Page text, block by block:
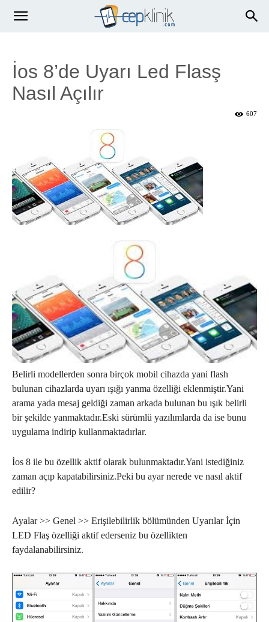
İos 8’de Uyarı Led Flasş
Nasıl Açılır
607
Belirli modellerden sonra birçok mobil cihazda yani flash
bulunan cihazlarda uyarı ışığı yanma özelliği eklenmiştir.Yani
arama yada mesaj geldiği zaman arkada bulunan bu ışık belirli
bir şekilde yanmaktadır.Eski sürümlü yazılımlarda da ise bunu
uygulama indirip kullanmaktadırlar.
İos 8 ile bu özellik aktif olarak bulunmaktadır.Yani istediğiniz
zaman açıp kapatabilirsiniz.Peki bu ayar nerede ve nasıl aktif
edilir?
Ayalar >> Genel >> Erişilebilirlik bölümünden Uyarılar İçin
LED Flaş özelliği aktif ederseniz bu özellikten
faydalanabilirsiniz.